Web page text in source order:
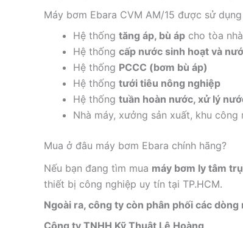
Máy bơm Ebara CVM AM/15 được sử
Hệ thống tăng áp, bù áp cho tòa
Hệ thống cấp nước sinh hoạt và
Hệ thống PCCC (bơm bù áp)
Hệ thống tưới tiêu nông nghiệp
Hệ thống tuần hoàn nước, xử lý
Nhà máy, xưởng sản xuất, khu công
Mua ở đâu máy bơm Ebara chính hãng?
Nếu bạn đang tìm mua máy bơm ly tâm
thiết bị công nghiệp uy tín tại TP.HCM.
Ngoài ra, công ty còn phân phối các